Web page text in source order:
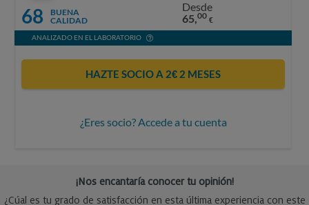
68
BUENA
CALIDAD
Desde
65,00 €
ANALIZADO EN EL LABORATORIO
HAZTE SOCIO A 2€ 2 MESES
¿Eres socio? Accede a tu cuenta